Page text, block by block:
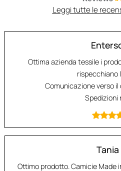
Leggi tutte le
Ottima azienda tessile i
rispecchiano
Comunicazione verso
Spedizioni
Tania
Ottimo prodotto. Camicie Made